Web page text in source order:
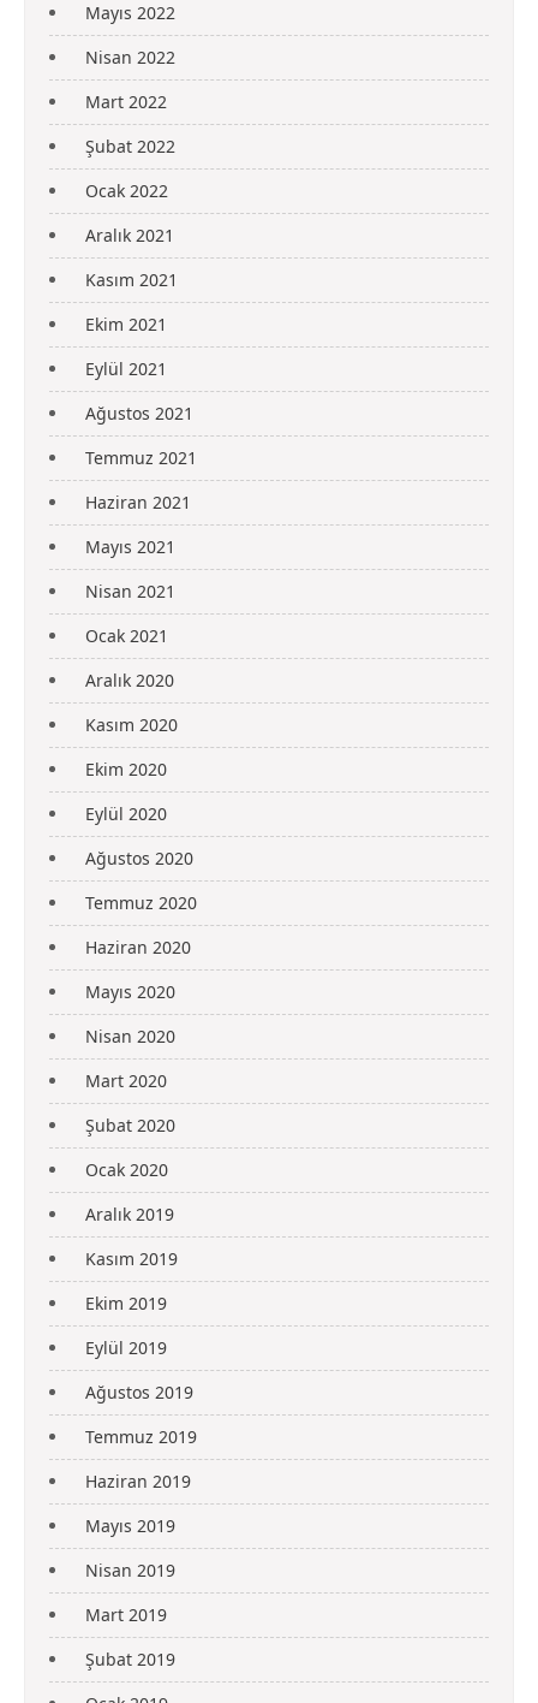
Mayıs 2022
Nisan 2022
Mart 2022
Şubat 2022
Ocak 2022
Aralık 2021
Kasım 2021
Ekim 2021
Eylül 2021
Ağustos 2021
Temmuz 2021
Haziran 2021
Mayıs 2021
Nisan 2021
Ocak 2021
Aralık 2020
Kasım 2020
Ekim 2020
Eylül 2020
Ağustos 2020
Temmuz 2020
Haziran 2020
Mayıs 2020
Nisan 2020
Mart 2020
Şubat 2020
Ocak 2020
Aralık 2019
Kasım 2019
Ekim 2019
Eylül 2019
Ağustos 2019
Temmuz 2019
Haziran 2019
Mayıs 2019
Nisan 2019
Mart 2019
Şubat 2019